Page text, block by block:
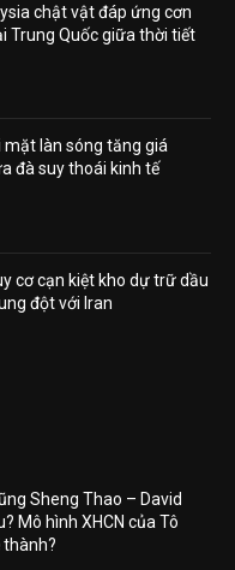
chật vật đáp ứng cơn
Trung Quốc giữa thời tiết
mặt làn sóng tăng giá
đà suy thoái kinh tế
cơ cạn kiệt kho dự trữ dầu
đột với Iran
Sheng Thao – David
Mô hình XHCN của Tô
thành?